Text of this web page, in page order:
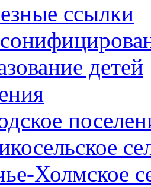
ссылки
детей
Холмское